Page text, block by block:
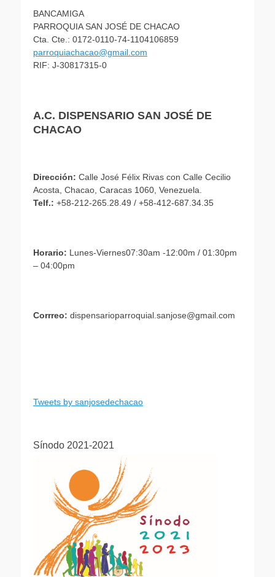
BANCAMIGA
PARROQUIA SAN JOSÉ DE CHACAO
Cta. Cte.: 0172-0110-74-1104106859
parroquiachacao@gmail.com
RIF: J-30817315-0
A.C. DISPENSARIO SAN JOSÉ DE
CHACAO
Dirección: Calle José Félix Rivas con Calle Cecilio
Acosta, Chacao, Caracas 1060, Venezuela.
Telf.: +58-212-265.28.49 / +58-412-687.34.35
Horario: Lunes-Viernes07:30am -12:00m / 01:30pm
– 04:00pm
Corrreo: dispensarioparroquial.sanjose@gmail.com
Tweets by sanjosedechacao
Sínodo 2021-2021